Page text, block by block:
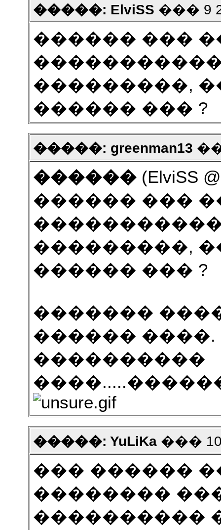
�����: ElviSS ��� 9
������ ���
���������,
������ ��� ?
�����: greenman13
������(ElviSS
������ ���
���������,
������ ��� ?
�������
������ ����.
����������
�����: YuLiKa��� 10
��� ������
��������
����������